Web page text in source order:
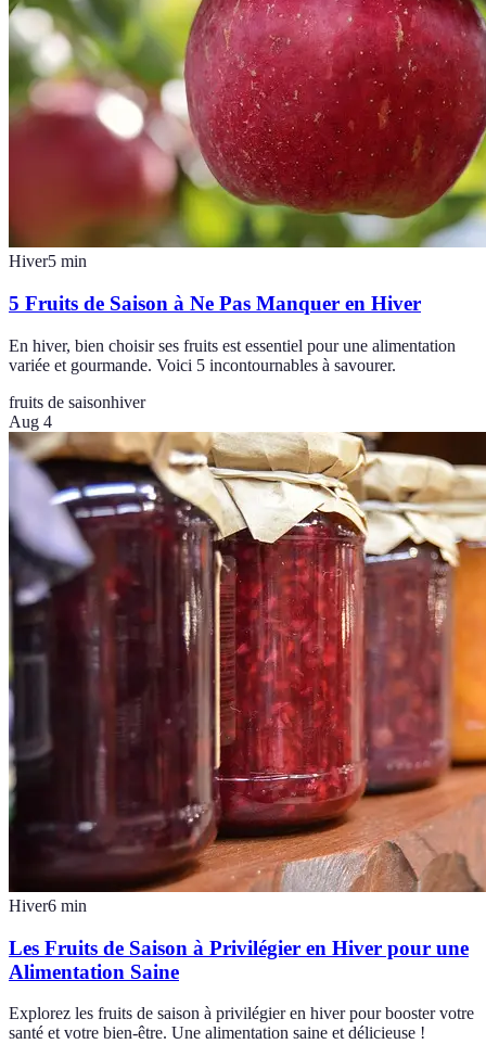
Hiver5 min
5 Fruits de Saison à Ne Pas Manquer en Hiver
En hiver, bien choisir ses fruits est essentiel pour une alimentation
variée et gourmande. Voici 5 incontournables à savourer.
fruits de saisonhiver
Aug 4
Hiver6 min
Les Fruits de Saison à Privilégier en Hiver pour une
Alimentation Saine
Explorez les fruits de saison à privilégier en hiver pour booster votre
santé et votre bien-être. Une alimentation saine et délicieuse !